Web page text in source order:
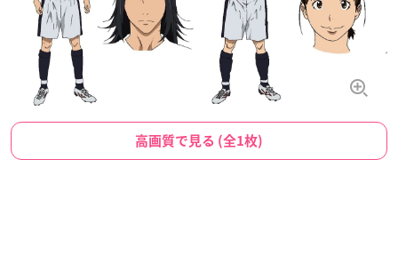
高画質で見る (全1枚)